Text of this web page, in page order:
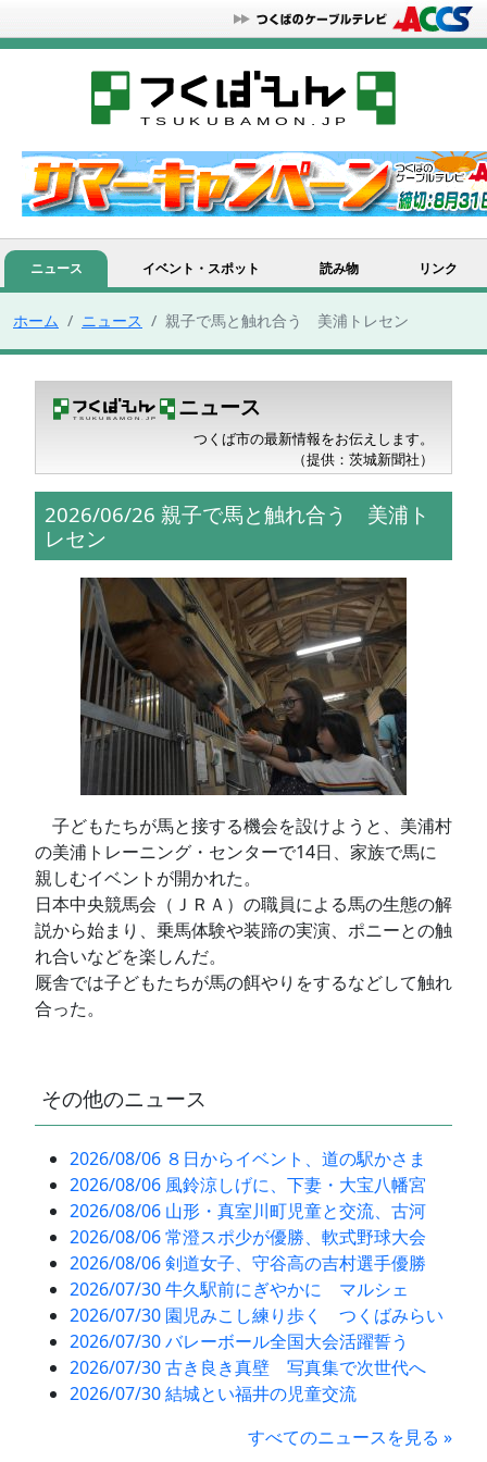
ニュース イベント・スポット 読み物 リンク
ホーム ニュース 親子で馬と触れ合う 美浦トレセン
ニュース
つくば市の最新情報をお伝えします。
（提供：茨城新聞社）
2026/06/26 親子で馬と触れ合う 美浦ト
レセン
子どもたちが馬と接する機会を設けようと、美浦村
の美浦トレーニング・センターで14日、家族で馬に
親しむイベントが開かれた。
日本中央競馬会（ＪＲＡ）の職員による馬の生態の解
説から始まり、乗馬体験や装蹄の実演、ポニーとの触
れ合いなどを楽しんだ。
厩舎では子どもたちが馬の餌やりをするなどして触れ
合った。
その他のニュース
2026/08/06 ８日からイベント、道の駅かさま
2026/08/06 風鈴涼しげに、下妻・大宝八幡宮
2026/08/06 山形・真室川町児童と交流、古河
2026/08/06 常澄スポ少が優勝、軟式野球大会
2026/08/06 剣道女子、守谷高の吉村選手優勝
2026/07/30 牛久駅前にぎやかに マルシェ
2026/07/30 園児みこし練り歩く つくばみらい
2026/07/30 バレーボール全国大会活躍誓う
2026/07/30 古き良き真壁 写真集で次世代へ
2026/07/30 結城とい福井の児童交流
すべてのニュースを見る »